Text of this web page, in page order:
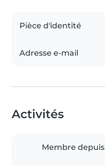
Pièce d'identité
Adresse e-mail
Activités
Membre depuis